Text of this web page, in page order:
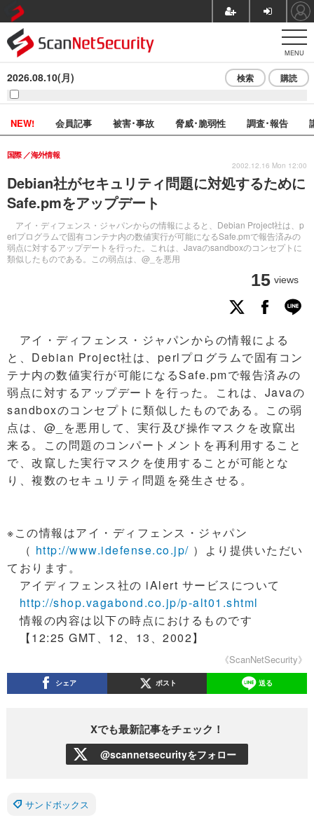
MENU
2026.08.10(月) 検索 購読
NEW! 会員記事 被害･事故 脅威･脆弱性 調査･報告
Debian社がセキュリティ問題に対処するために
Safe.pmをアップデート
アイ・ディフェンス・ジャパンからの情報によると、Debian Project社は、p
erlプログラムで固有コンテナ内の数値実行が可能になるSafe.pmで報告済みの
弱点に対するアップデートを行った。これは、Javaのsandboxのコンセプトに
類似したものである。この弱点は、@_を悪用
国際 海外情報
15 views
2002.12.16 Mon 12:00
アイ・ディフェンス・ジャパンからの情報による
と、Debian Project社は、perlプログラムで固有コン
テナ内の数値実行が可能になるSafe.pmで報告済みの
弱点に対するアップデートを行った。これは、Javaの
sandboxのコンセプトに類似したものである。この弱
点は、@_を悪用して、実行及び操作マスクを改竄出
来る。この問題のコンパートメントを再利用すること
で、改竄した実行マスクを使用することが可能とな
り、複数のセキュリティ問題を発生させる。
※この情報はアイ・ディフェンス・ジャパン
（ http://www.idefense.co.jp/ ）より提供いただい
ております。
アイディフェンス社の iAlert サービスについて
http://shop.vagabond.co.jp/p-alt01.shtml
情報の内容は以下の時点におけるものです
【12:25 GMT、12、13、2002】
《ScanNetSecurity》
シェア ポスト 送る
Xでも最新記事をチェック！
@scannetsecurityをフォロー
サンドボックス